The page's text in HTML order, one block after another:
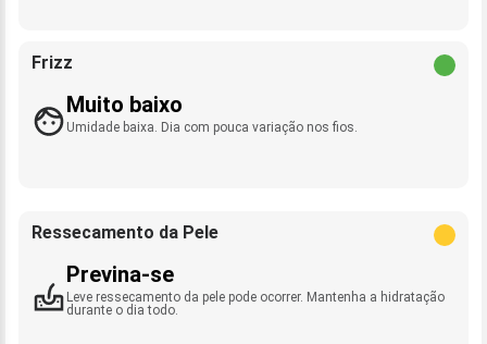
Frizz
Muito baixo
Umidade baixa. Dia com pouca variação nos fios.
Ressecamento da Pele
Previna-se
Leve ressecamento da pele pode ocorrer. Mantenha a hidratação
durante o dia todo.